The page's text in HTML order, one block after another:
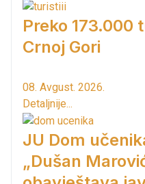
Preko 173.000
Crnoj Gori
08. Avgust. 2026.
Detaljnije...
JU Dom
„Dušan